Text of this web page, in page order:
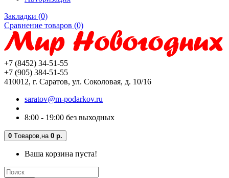
Закладки (0)
Сравнение товаров (0)
+7 (8452) 34-51-55
+7 (905) 384-51-55
410012, г. Саратов, ул. Соколовая, д. 10/16
saratov@m-podarkov.ru
8:00 - 19:00 без выходных
0 Tоваров, на 0 р.
Ваша корзина пуста!